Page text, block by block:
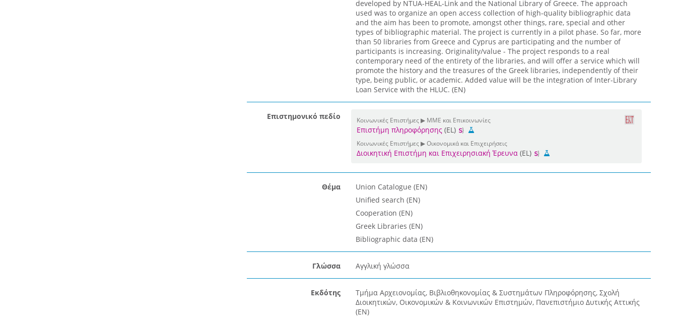
developed by NTUA-HEAL-Link and the National Library of Greece. The approach
used was to organize an open access collection of high-quality bibliographic data
and the aim has been to promote, amongst other things, rare, special and other
types of bibliographic material. The project is currently in a pilot phase. So far, more
than 50 libraries from Greece and Cyprus are participating and the number of
participants is increasing. Originality/value - The project responds to a real
contemporary need of the entirety of the libraries, and will offer a service which will
promote the history and the treasures of the Greek libraries, independently of their
type, being public, or academic. Added value will be the integration of Inter-Library
Loan Service with the HLUC. (EN)
Επιστημονικό πεδίο Κοινωνικές Επιστήμες ▶ ΜΜΕ και Επικοινωνίες
Επιστήμη πληροφόρησης(EL)
Κοινωνικές Επιστήμες ▶ Οικονομικά και Επιχειρήσεις
Διοικητική Επιστήμη και Επιχειρησιακή Έρευνα(EL)
Θέμα
Union Catalogue (EN)
Unified search (EN)
Cooperation (EN)
Greek Libraries (EN)
Bibliographic data (EN)
Γλώσσα Αγγλική γλώσσα
Εκδότης
Τμήμα Αρχειονομίας, Βιβλιοθηκονομίας & Συστημάτων Πληροφόρησης, Σχολή
Διοικητικών, Οικονομικών & Κοινωνικών Επιστημών, Πανεπιστήμιο Δυτικής Αττικής
(EN)